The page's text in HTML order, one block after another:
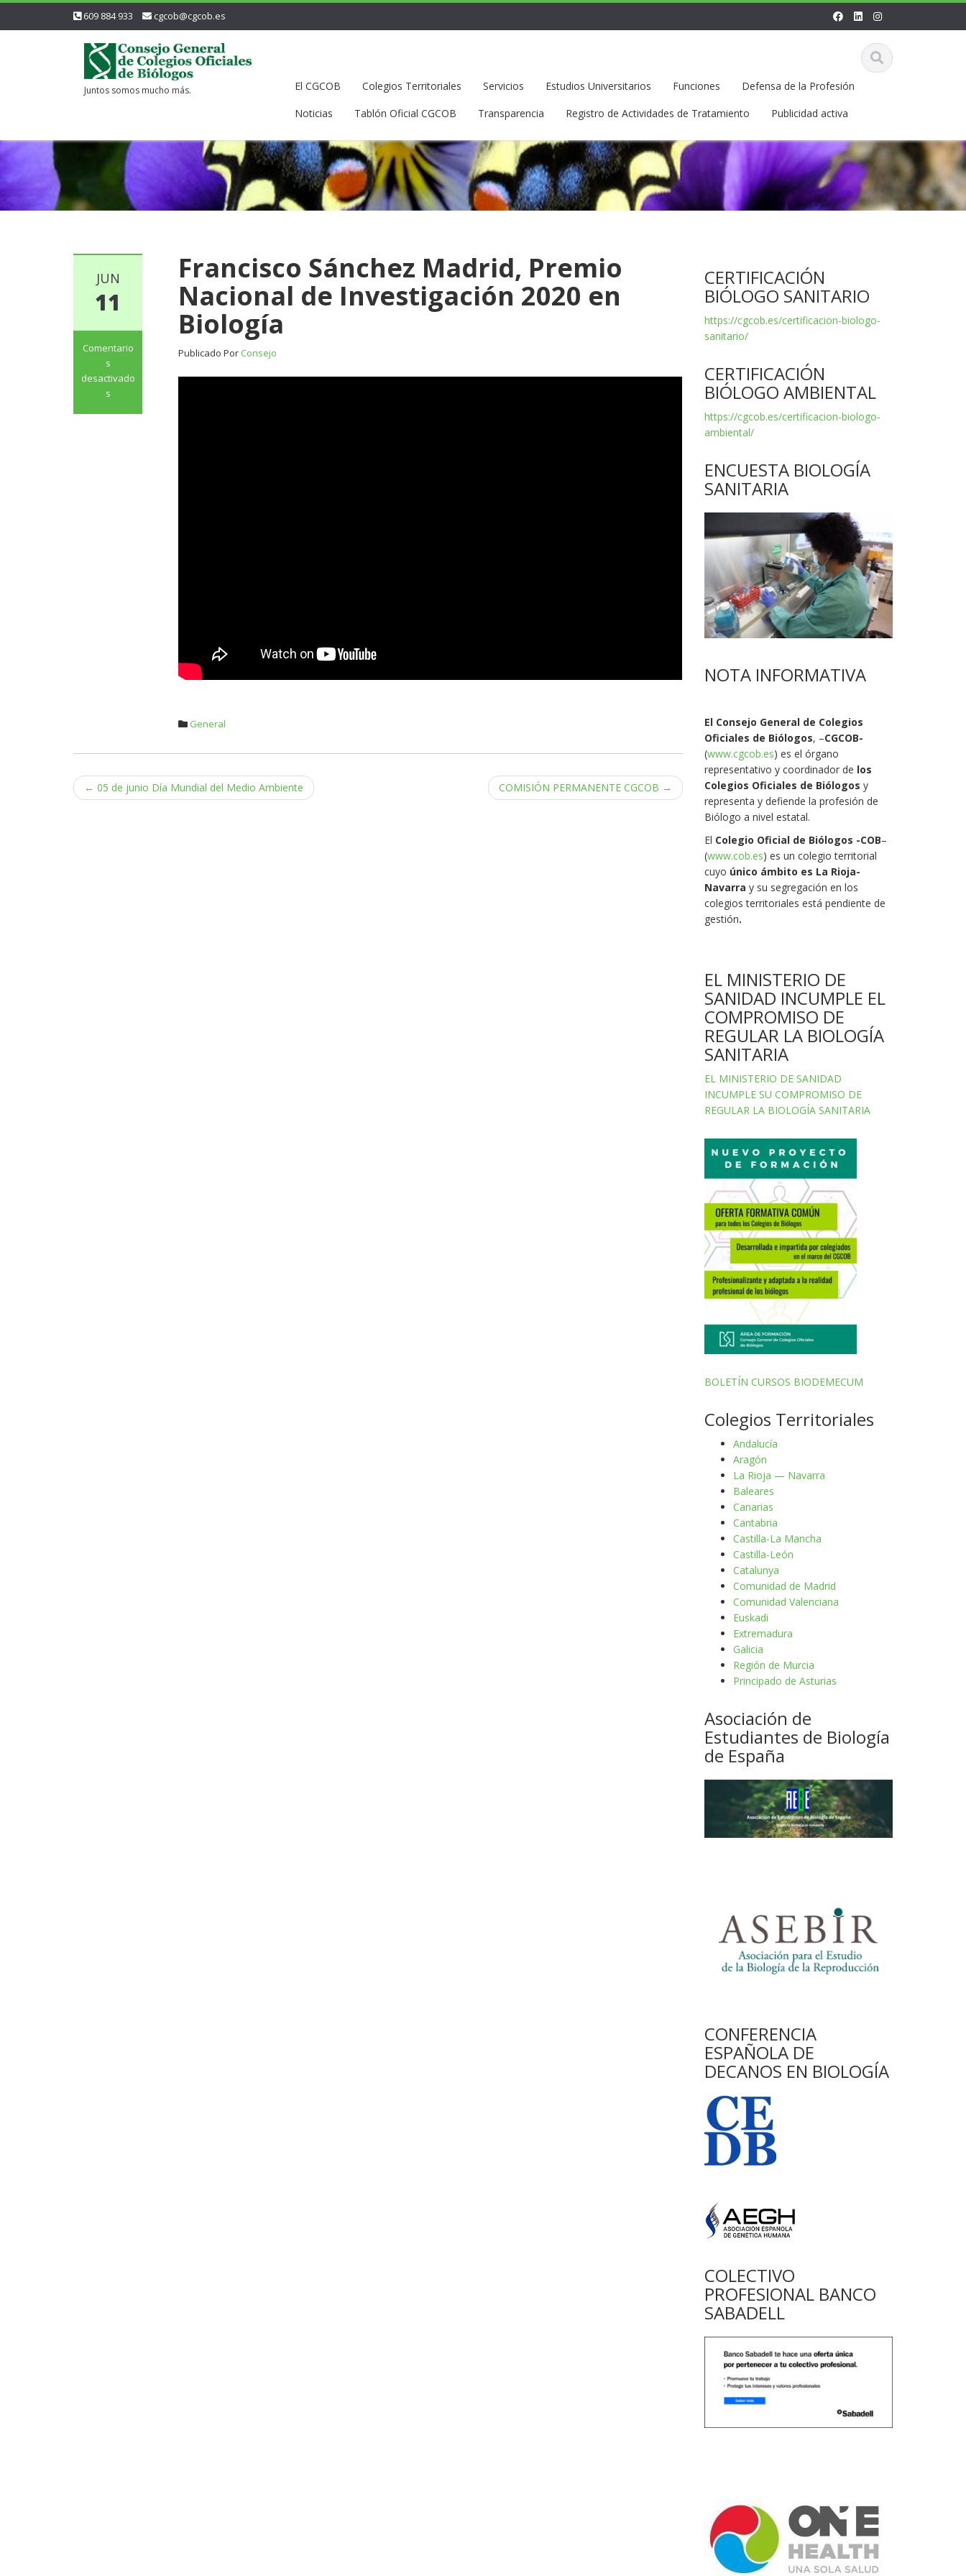
609 884 933 cgcob@cgcob.es
Juntos somos mucho más. El CGCOB Colegios Territoriales Servicios Estudios Universitarios Funciones
Defensa de la Profesión
Noticias
Tablón Oficial CGCOB Transparencia Registro de Actividades de Tratamiento Publicidad activa
JUN
11
Comentario
s
desactivado
s
Francisco Sánchez Madrid, Premio
Nacional de Investigación 2020 en
Biología
Publicado Por Consejo
General
Navegación
← 05 de junio Día Mundial del Medio Ambiente COMISIÓN PERMANENTE CGCOB →
CERTIFICACIÓN
BIÓLOGO SANITARIO
https://cgcob.es/certificacion-biologo-
sanitario/
CERTIFICACIÓN
BIÓLOGO AMBIENTAL
https://cgcob.es/certificacion-biologo-
ambiental/
ENCUESTA BIOLOGÍA
SANITARIA
NOTA INFORMATIVA
El Consejo General de Colegios
Oficiales de Biólogos, –CGCOB-
(www.cgcob.es) es el órgano
representativo y coordinador de los
Colegios Oficiales de Biólogos y
representa y defiende la profesión de
Biólogo a nivel estatal.
El Colegio Oficial de Biólogos -COB–
(www.cob.es) es un colegio territorial
cuyo único ámbito es La Rioja-
Navarra y su segregación en los
colegios territoriales está pendiente de
gestión.
EL MINISTERIO DE
SANIDAD INCUMPLE EL
COMPROMISO DE
REGULAR LA BIOLOGÍA
SANITARIA
EL MINISTERIO DE SANIDAD
INCUMPLE SU COMPROMISO DE
REGULAR LA BIOLOGÍA SANITARIA
BOLETÍN CURSOS BIODEMECUM
Colegios Territoriales
Andalucía
Aragón
La Rioja — Navarra
Baleares
Canarias
Cantabria
Castilla-La Mancha
Castilla-León
Catalunya
Comunidad de Madrid
Comunidad Valenciana
Euskadi
Extremadura
Galicia
Región de Murcia
Principado de Asturias
Asociación de
Estudiantes de Biología
de España
CONFERENCIA
ESPAÑOLA DE
DECANOS EN BIOLOGÍA
COLECTIVO
PROFESIONAL BANCO
SABADELL